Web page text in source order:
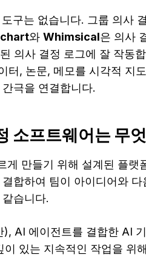
구는 없습니다. 그룹 의사
와 Whimsical은 의사
의사 결정 로그에 잘 작동
극을 연결합니다.
소프트웨어는 무
만들기 위해 설계된 플랫
합하여 팀이 아이디어와
습니다.
AI 에이전트를 결합한 AI
있는 지속적인 작업을 위